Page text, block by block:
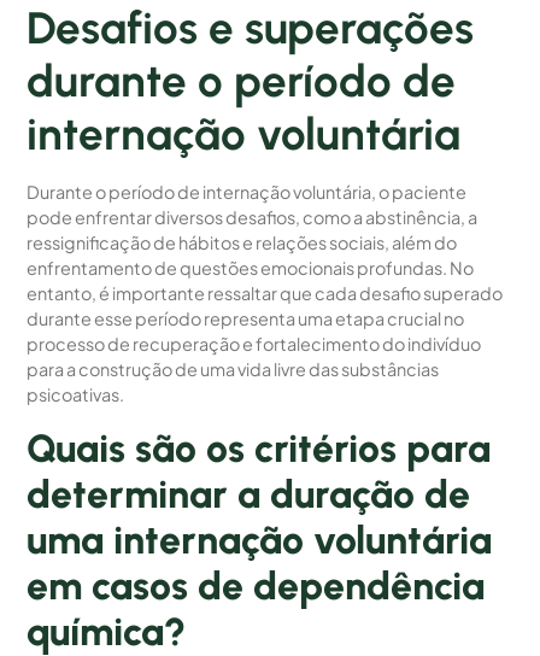
Desafios e superações
durante o período de
internação voluntária
Durante o período de internação voluntária, o paciente
pode enfrentar diversos desafios, como a abstinência, a
ressignificação de hábitos e relações sociais, além do
enfrentamento de questões emocionais profundas. No
entanto, é importante ressaltar que cada desafio superado
durante esse período representa uma etapa crucial no
processo de recuperação e fortalecimento do indivíduo
para a construção de uma vida livre das substâncias
psicoativas.
Quais são os critérios para
determinar a duração de
uma internação voluntária
em casos de dependência
química?